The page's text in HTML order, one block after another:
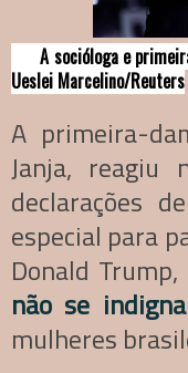
A socióloga e
Ueslei Marcelino/Reuters
A primeira-
Janja, reagiu
declarações
especial para
Donald
não se
mulheres